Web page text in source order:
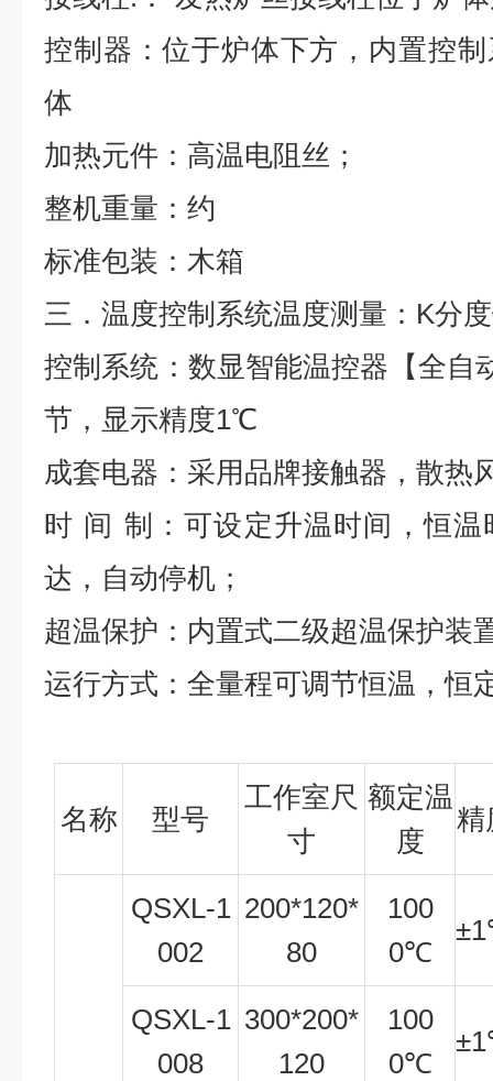
控制器：位于炉体下方，内置控
体
加热元件：高温电阻丝；
整机重量：约
标准包装：木箱
三．温度控制系统温度测量： K分
控制系统：数显智能温控器【全自
节，显示精度1℃
成套电器：采用品牌接触器，散热
时 间 制：可设定升温时间，恒
达，自动停机；
超温保护：内置式二级超温保护装
运行方式：全量程可调节恒温，恒
名称 型号
工作室尺
寸
额定温
度
精
QSXL-1
002
200*120*
80
100
0℃
±1
QSXL-1
008
300*200*
120
100
0℃
±1